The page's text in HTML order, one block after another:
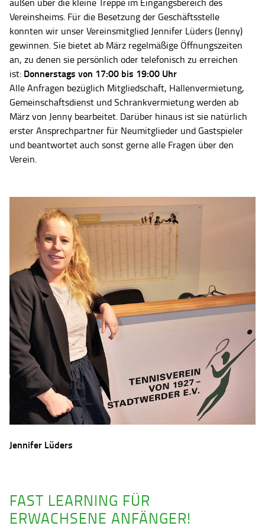
außen über die kleine Treppe im Eingangsbereich des
Vereinsheims. Für die Besetzung der Geschäftsstelle
konnten wir unser Vereinsmitglied Jennifer Lüders (Jenny)
gewinnen. Sie bietet ab März regelmäßige Öffnungszeiten
an, zu denen sie persönlich oder telefonisch zu erreichen
ist: Donnerstags von 17:00 bis 19:00 Uhr
Alle Anfragen bezüglich Mitgliedschaft, Hallenvermietung,
Gemeinschaftsdienst und Schrankvermietung werden ab
März von Jenny bearbeitet. Darüber hinaus ist sie natürlich
erster Ansprechpartner für Neumitglieder und Gastspieler
und beantwortet auch sonst gerne alle Fragen über den
Verein.
Jennifer Lüders
FAST LEARNING FÜR
ERWACHSENE ANFÄNGER!